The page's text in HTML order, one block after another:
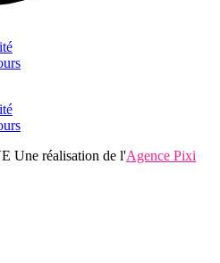
Une réalisation de l'Agence Pixi